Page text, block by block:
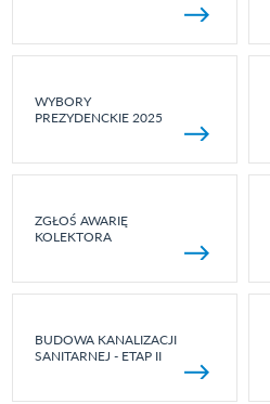
WYBORY
PREZYDENCKIE 2025
ZGŁOŚ AWARIĘ
KOLEKTORA
BUDOWA KANALIZACJI
SANITARNEJ - ETAP II